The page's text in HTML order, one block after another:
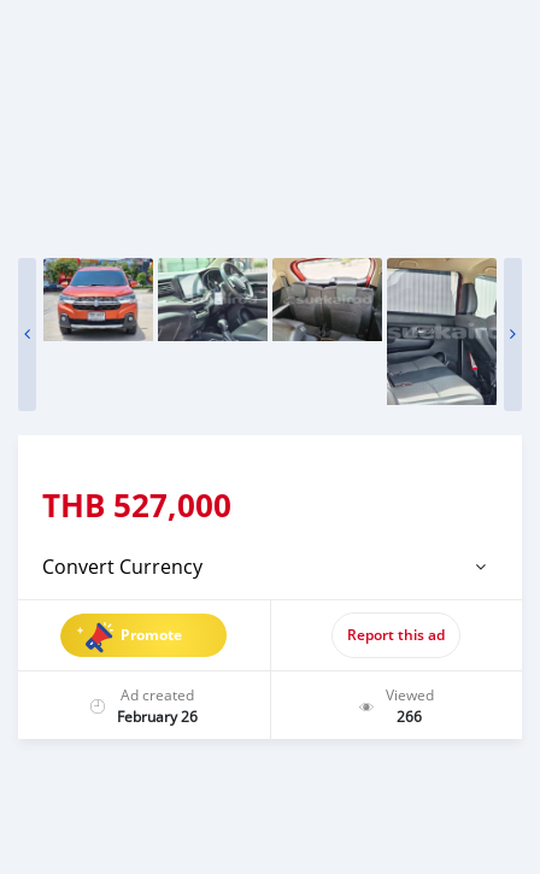
THB 527,000
Convert Currency
Promote Report this ad
Ad created
February 26
Viewed
266